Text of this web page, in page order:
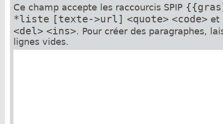
Ce champ accepte les raccourcis SPIP
*liste [texte->url] <quote> <code>et
<del> <ins>. Pour créer des paragraphes,
lignes vides.